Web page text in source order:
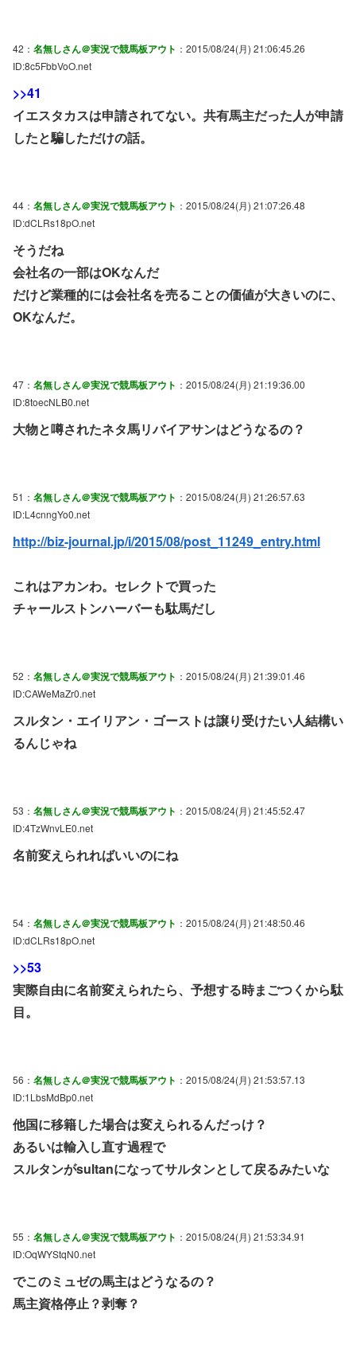
42： 名無しさん＠実況で競馬板アウト ：2015/08/24(月) 21:06:45.26
ID:8c5FbbVoO.net
>>41
イエスタカスは申請されてない。共有馬主だった人が申請
したと騙しただけの話。
44： 名無しさん＠実況で競馬板アウト ：2015/08/24(月) 21:07:26.48
ID:dCLRs18pO.net
そうだね
会社名の一部はOKなんだ
だけど業種的には会社名を売ることの価値が大きいのに、
OKなんだ。
47： 名無しさん＠実況で競馬板アウト ：2015/08/24(月) 21:19:36.00
ID:8toecNLB0.net
大物と噂されたネタ馬リバイアサンはどうなるの？
51： 名無しさん＠実況で競馬板アウト ：2015/08/24(月) 21:26:57.63
ID:L4cnngYo0.net
http://biz-journal.jp/i/2015/08/post_11249_entry.html
これはアカンわ。セレクトで買った
チャールストンハーバーも駄馬だし
52： 名無しさん＠実況で競馬板アウト ：2015/08/24(月) 21:39:01.46
ID:CAWeMaZr0.net
スルタン・エイリアン・ゴーストは譲り受けたい人結構い
るんじゃね
53： 名無しさん＠実況で競馬板アウト ：2015/08/24(月) 21:45:52.47
ID:4TzWnvLE0.net
名前変えられればいいのにね
54： 名無しさん＠実況で競馬板アウト ：2015/08/24(月) 21:48:50.46
ID:dCLRs18pO.net
>>53
実際自由に名前変えられたら、予想する時まごつくから駄
目。
56： 名無しさん＠実況で競馬板アウト ：2015/08/24(月) 21:53:57.13
ID:1LbsMdBp0.net
他国に移籍した場合は変えられるんだっけ？
あるいは輸入し直す過程で
スルタンがsultanになってサルタンとして戻るみたいな
55： 名無しさん＠実況で競馬板アウト ：2015/08/24(月) 21:53:34.91
ID:OqWYStqN0.net
でこのミュゼの馬主はどうなるの？
馬主資格停止？剥奪？